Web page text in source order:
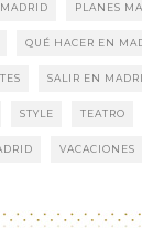
PLANES
QUÉ HACER EN
SALIR EN
STYLE TEATRO
VACACIONES